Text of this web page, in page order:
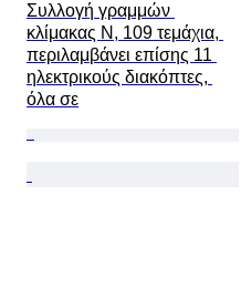
Συλλογή γραμμών
κλίμακας N, 109 τεμάχια,
περιλαμβάνει επίσης 11
ηλεκτρικούς διακόπτες,
όλα σε